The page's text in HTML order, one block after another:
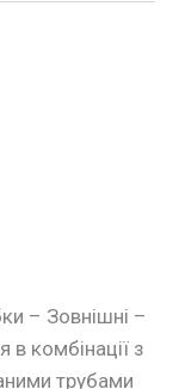
– Зовнішні –
комбінації з
трубами